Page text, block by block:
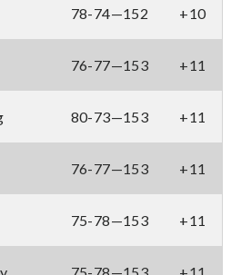
78-74—152 +10
76-77—153 +11
80-73—153 +11
76-77—153 +11
75-78—153 +11
75-78—153 +11